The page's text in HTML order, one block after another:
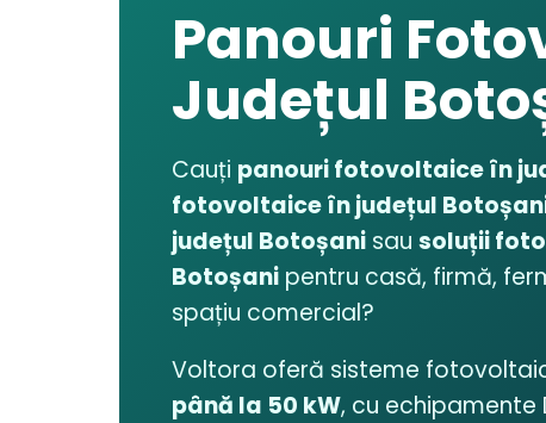
Panouri
Județul
Cauți panouri fotovoltaice în
fotovoltaice în județul
județul Botoșani sau soluții
Botoșani pentru casă, firmă,
spațiu comercial?
Voltora oferă sisteme
până la 50 kW, cu echipamente